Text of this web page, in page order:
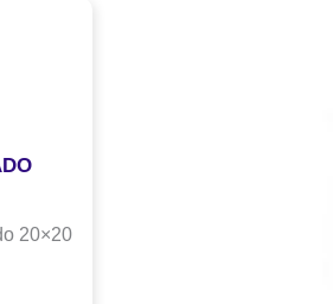
20×20